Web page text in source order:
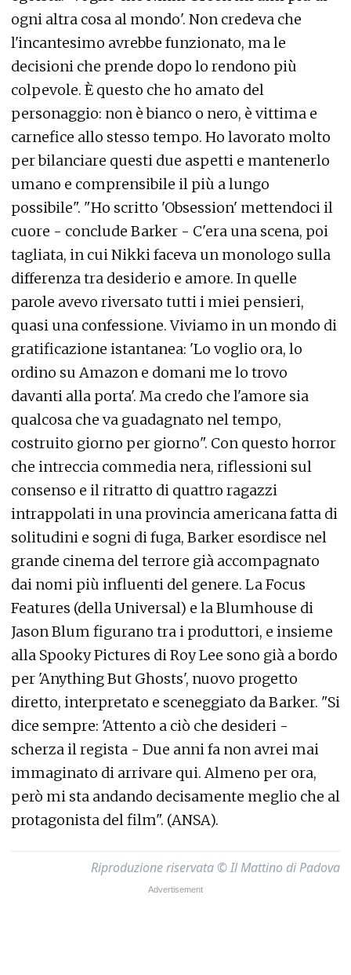
ogni altra cosa al mondo'. Non credeva che
l'incantesimo avrebbe funzionato, ma le
decisioni che prende dopo lo rendono più
colpevole. È questo che ho amato del
personaggio: non è bianco o nero, è vittima e
carnefice allo stesso tempo. Ho lavorato molto
per bilanciare questi due aspetti e mantenerlo
umano e comprensibile il più a lungo
possibile". "Ho scritto 'Obsession' mettendoci il
cuore - conclude Barker - C'era una scena, poi
tagliata, in cui Nikki faceva un monologo sulla
differenza tra desiderio e amore. In quelle
parole avevo riversato tutti i miei pensieri,
quasi una confessione. Viviamo in un mondo di
gratificazione istantanea: 'Lo voglio ora, lo
ordino su Amazon e domani me lo trovo
davanti alla porta'. Ma credo che l'amore sia
qualcosa che va guadagnato nel tempo,
costruito giorno per giorno". Con questo horror
che intreccia commedia nera, riflessioni sul
consenso e il ritratto di quattro ragazzi
intrappolati in una provincia americana fatta di
solitudini e sogni di fuga, Barker esordisce nel
grande cinema del terrore già accompagnato
dai nomi più influenti del genere. La Focus
Features (della Universal) e la Blumhouse di
Jason Blum figurano tra i produttori, e insieme
alla Spooky Pictures di Roy Lee sono già a bordo
per 'Anything But Ghosts', nuovo progetto
diretto, interpretato e sceneggiato da Barker. "Si
dice sempre: 'Attento a ciò che desideri -
scherza il regista - Due anni fa non avrei mai
immaginato di arrivare qui. Almeno per ora,
però mi sta andando decisamente meglio che al
protagonista del film". (ANSA).
Riproduzione riservata © Il Mattino di Padova